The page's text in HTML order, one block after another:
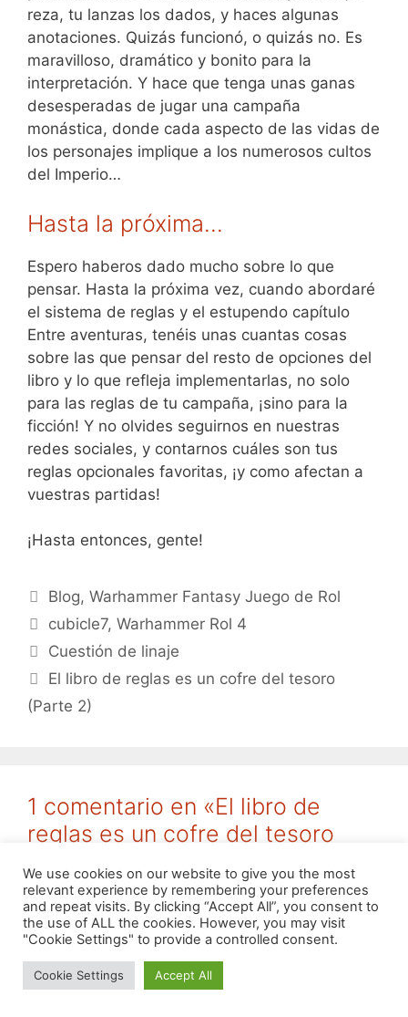
reza, tu lanzas los dados, y haces algunas
anotaciones. Quizás funcionó, o quizás no. Es
maravilloso, dramático y bonito para la
interpretación. Y hace que tenga unas ganas
desesperadas de jugar una campaña
monástica, donde cada aspecto de las vidas de
los personajes implique a los numerosos cultos
del Imperio…
Hasta la próxima…
Espero haberos dado mucho sobre lo que
pensar. Hasta la próxima vez, cuando abordaré
el sistema de reglas y el estupendo capítulo
Entre aventuras, tenéis unas cuantas cosas
sobre las que pensar del resto de opciones del
libro y lo que refleja implementarlas, no solo
para las reglas de tu campaña, ¡sino para la
ficción! Y no olvides seguirnos en nuestras
redes sociales, y contarnos cuáles son tus
reglas opcionales favoritas, ¡y como afectan a
vuestras partidas!
¡Hasta entonces, gente!
Categorías
Blog,Warhammer Fantasy Juego de Rol
Etiquetas
cubicle7,Warhammer Rol 4
Cuestión de linaje
El libro de reglas es un cofre del tesoro
(Parte 2)
1 comentario en «El libro de
reglas es un cofre del tesoro
(parte 1)»
Pingback:El libro de reglas es un cofre del
We use cookies on our website to give you the most
relevant experience by remembering your preferences
and repeat visits. By clicking “Accept All”, you consent to
the use of ALL the cookies. However, you may visit
"Cookie Settings" to provide a controlled consent.
Cookie Settings Accept All